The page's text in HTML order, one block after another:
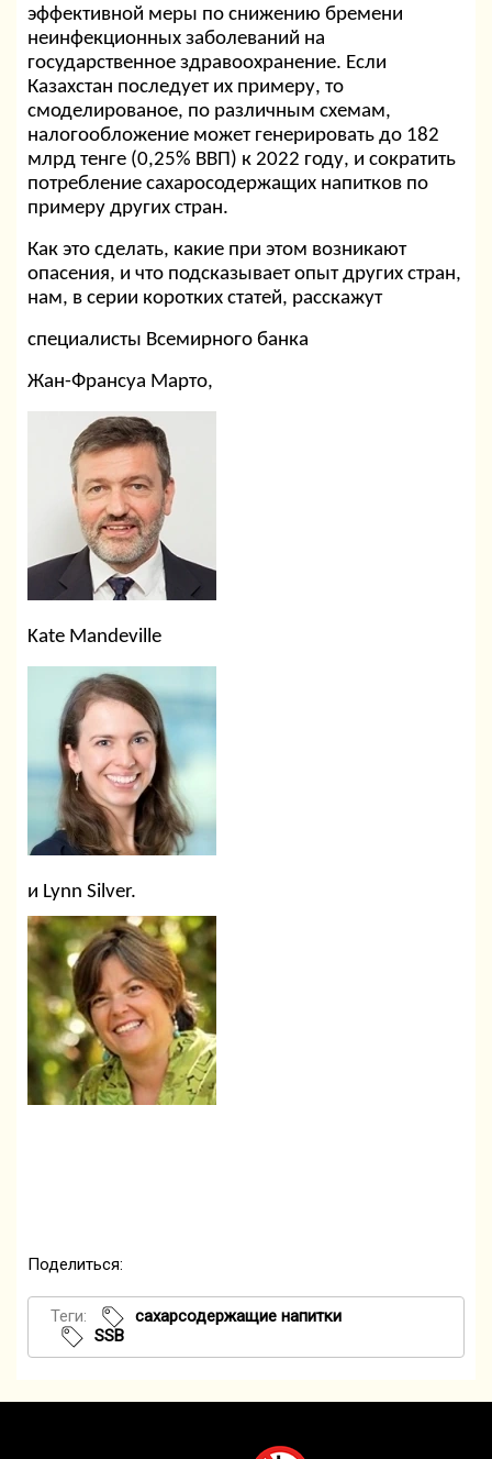
эффективной меры по снижению бремени
неинфекционных заболеваний на
государственное здравоохранение. Если
Казахстан последует их примеру, то
смоделированое, по различным схемам,
налогообложение может генерировать до 182
млрд тенге (0,25% ВВП) к 2022 году, и сократить
потребление сахаросодержащих напитков по
примеру других стран.
Как это сделать, какие при этом возникают
опасения, и что подсказывает опыт других стран,
нам, в серии коротких статей, расскажут
специалисты Всемирного банка
Жан-Франсуа Марто,
Kate Mandeville
и Lynn Silver.
Поделиться:
Теги:
сахарсодержащие напитки
SSB